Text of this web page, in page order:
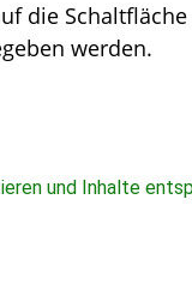
die
werden.
und Inhalte